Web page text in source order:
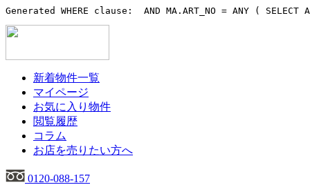
Generated WHERE clause:  AND MA.ART_NO = ANY ( SELECT
新着物件一覧
マイページ
お気に入り物件
閲覧履歴
コラム
お店を売りたい方へ
0120-088-157